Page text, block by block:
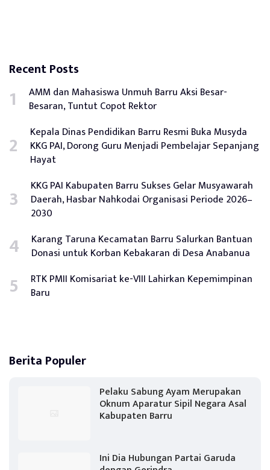
Recent Posts
AMM dan Mahasiswa Unmuh Barru Aksi Besar-
Besaran, Tuntut Copot Rektor
Kepala Dinas Pendidikan Barru Resmi Buka Musyda
KKG PAI, Dorong Guru Menjadi Pembelajar Sepanjang
Hayat
KKG PAI Kabupaten Barru Sukses Gelar Musyawarah
Daerah, Hasbar Nahkodai Organisasi Periode 2026–
2030
Karang Taruna Kecamatan Barru Salurkan Bantuan
Donasi untuk Korban Kebakaran di Desa Anabanua
RTK PMII Komisariat ke-VIII Lahirkan Kepemimpinan
Baru
Berita Populer
Pelaku Sabung Ayam Merupakan
Oknum Aparatur Sipil Negara Asal
Kabupaten Barru
Ini Dia Hubungan Partai Garuda